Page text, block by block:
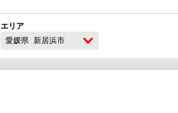
エリア
愛媛県 新居浜市